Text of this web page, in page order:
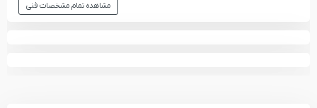
مشاهده تمام مشخصات فنی